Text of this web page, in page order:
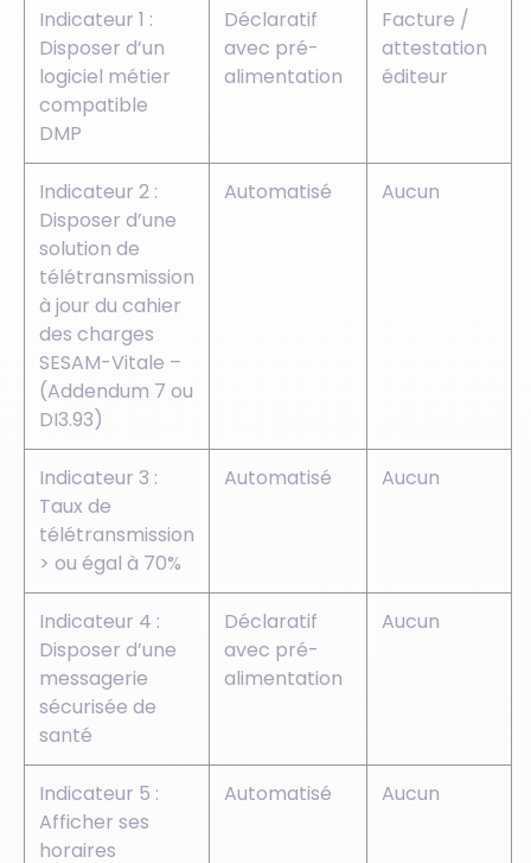
Indicateur 1 :
Disposer d’un
logiciel métier
compatible
DMP
Déclaratif
avec pré-
alimentation
Facture /
attestation
éditeur
Indicateur 2 :
Disposer d’une
solution de
télétransmission
à jour du cahier
des charges
SESAM-Vitale –
(Addendum 7 ou
DI3.93)
Automatisé Aucun
Indicateur 3 :
Taux de
télétransmission
> ou égal à 70%
Automatisé Aucun
Indicateur 4 :
Disposer d’une
messagerie
sécurisée de
santé
Déclaratif
avec pré-
alimentation
Aucun
Indicateur 5 :
Afficher ses
horaires
Automatisé Aucun